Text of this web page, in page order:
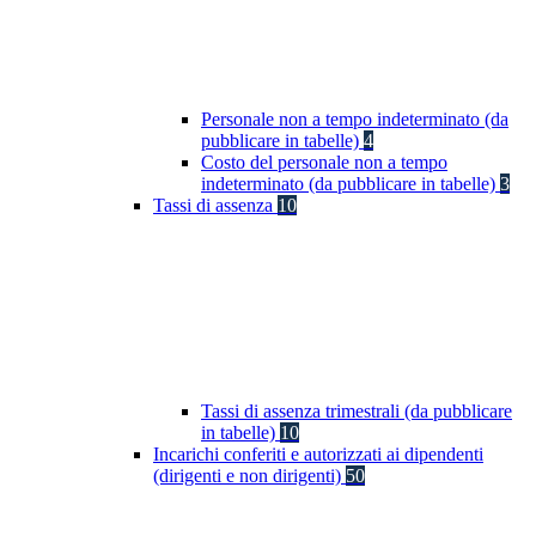
Personale non a tempo indeterminato (da
pubblicare in tabelle) 4
Costo del personale non a tempo
indeterminato (da pubblicare in tabelle) 3
Tassi di assenza 10
Tassi di assenza trimestrali (da pubblicare
in tabelle) 10
Incarichi conferiti e autorizzati ai dipendenti
(dirigenti e non dirigenti) 50